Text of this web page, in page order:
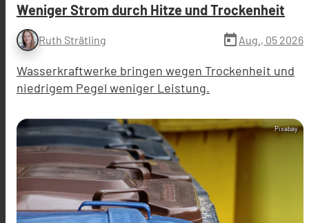
Weniger Strom durch Hitze und Trockenheit
Ruth Strätling today Aug., 05 2026
Wasserkraftwerke bringen wegen Trockenheit und
niedrigem Pegel weniger Leistung.
Pixabay